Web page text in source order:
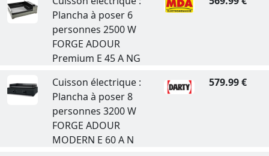
Plancha à poser 6
personnes 2500 W
FORGE ADOUR
Premium E 45 A NG
Cuisson électrique :
Plancha à poser 8
personnes 3200 W
FORGE ADOUR
MODERN E 60 A N
579.99 €